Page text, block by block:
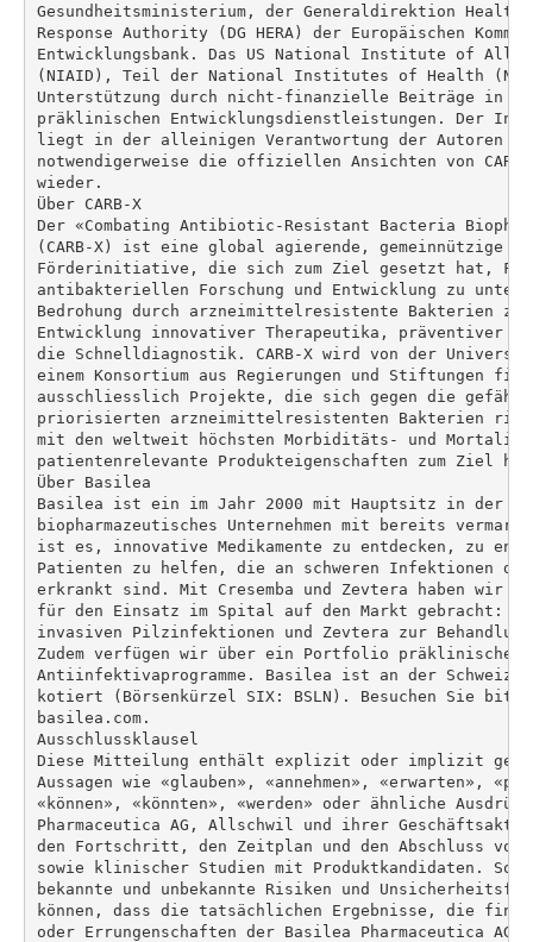
Gesundheitsministerium, der Generaldirektion Health
Response Authority (DG HERA) der Europäischen
Entwicklungsbank. Das US National Institute of
(NIAID), Teil der National Institutes of Health
Unterstützung durch nicht-finanzielle Beiträge in
präklinischen Entwicklungsdienstleistungen. Der
liegt in der alleinigen Verantwortung der Autoren
notwendigerweise die offiziellen Ansichten von
wieder.
Über CARB-X
Der «Combating Antibiotic-Resistant Bacteria
(CARB-X) ist eine global agierende, gemeinnützige
Förderinitiative, die sich zum Ziel gesetzt hat,
antibakteriellen Forschung und Entwicklung zu
Bedrohung durch arzneimittelresistente Bakterien zu
Entwicklung innovativer Therapeutika, präventiver
die Schnelldiagnostik. CARB-X wird von der
einem Konsortium aus Regierungen und Stiftungen
ausschliesslich Projekte, die sich gegen die
priorisierten arzneimittelresistenten Bakterien
mit den weltweit höchsten Morbiditäts- und
patientenrelevante Produkteigenschaften zum Ziel
Über Basilea
Basilea ist ein im Jahr 2000 mit Hauptsitz in der
biopharmazeutisches Unternehmen mit bereits
ist es, innovative Medikamente zu entdecken, zu
Patienten zu helfen, die an schweren Infektionen
erkrankt sind. Mit Cresemba und Zevtera haben wir
für den Einsatz im Spital auf den Markt gebracht:
invasiven Pilzinfektionen und Zevtera zur
Zudem verfügen wir über ein Portfolio präklinischer
Antiinfektivaprogramme. Basilea ist an der Schweizer
kotiert (Börsenkürzel SIX: BSLN). Besuchen Sie bitte
basilea.com.
Ausschlussklausel
Diese Mitteilung enthält explizit oder implizit
Aussagen wie «glauben», «annehmen», «erwarten»,
«können», «könnten», «werden» oder ähnliche
Pharmaceutica AG, Allschwil und ihrer
den Fortschritt, den Zeitplan und den Abschluss von
sowie klinischer Studien mit Produktkandidaten.
bekannte und unbekannte Risiken und
können, dass die tatsächlichen Ergebnisse, die
oder Errungenschaften der Basilea Pharmaceutica